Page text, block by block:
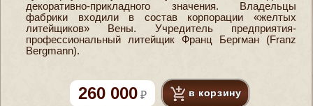
декоративно-прикладного значения. Владельцы
фабрики входили в состав корпорации «желтых
литейщиков» Вены. Учредитель предприятия-
профессиональный литейщик Франц Бергман (Franz
Bergmann).
260 000 в корзину